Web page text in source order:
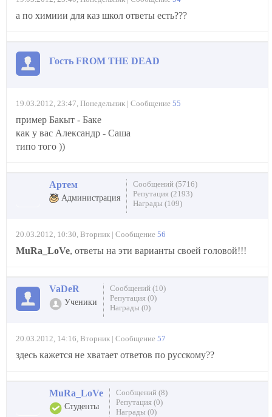
а по химиии для каз школ ответы есть???
Гость FROM THE DEAD
19.03.2012, 23:47, Понедельник | Сообщение 55
пример Бакыт - Баке
как у вас Александр - Саша
типо того ))
Артем
Администрация
Сообщений (5716)
Репутация (2193)
Награды (109)
20.03.2012, 10:30, Вторник | Сообщение 56
MuRa_LoVe, ответы на эти варианты своей головой!!!
VaDeR
Ученики
Сообщений (10)
Репутация (0)
Награды (0)
20.03.2012, 14:16, Вторник | Сообщение 57
здесь кажется не хватает ответов по русскому??
MuRa_LoVe
Студенты
Сообщений (8)
Репутация (0)
Награды (0)